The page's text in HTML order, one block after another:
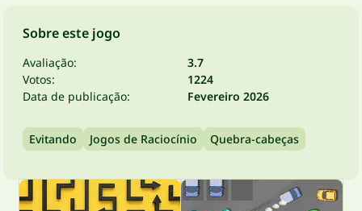
Sobre este jogo
Avaliação:
3.7
Votos:
1224
Data de publicação:
Fevereiro 2026
Evitando Jogos de Raciocínio Quebra-cabeças